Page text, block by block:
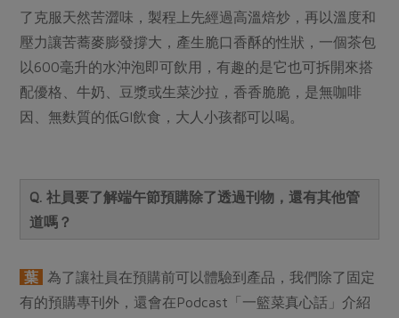
了克服天然苦澀味，製程上先經過高溫焙炒，再以溫度和
壓力讓苦蕎麥膨發撐大，產生脆口香酥的性狀，一個茶包
以600毫升的水沖泡即可飲用，有趣的是它也可拆開來搭
配優格、牛奶、豆漿或生菜沙拉，香香脆脆，是無咖啡
因、無麩質的低GI飲食，大人小孩都可以喝。
Q. 社員要了解端午節預購除了透過刊物，還有其他管
道嗎？
葉 為了讓社員在預購前可以體驗到產品，我們除了固定
有的預購專刊外，還會在Podcast「一籃菜真心話」介紹